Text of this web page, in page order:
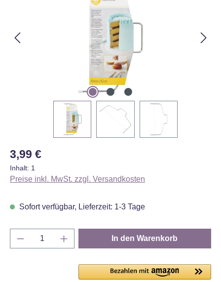
Regulärer Preis:
3,99 €
Inhalt: 1
Preise inkl. MwSt. zzgl. Versandkosten
Sofort verfügbar, Lieferzeit: 1-3 Tage
Produkt Anzahl: Gib den gewünschten
In den Warenkorb